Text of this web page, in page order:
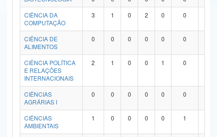
Banco Central do Brasil
CIÊNCIA DA
COMPUTAÇÃO
3 1 0 2 0 0
CIÊNCIA DE
ALIMENTOS
0 0 0 0 0 0
CIÊNCIA POLÍTICA
E RELAÇÕES
INTERNACIONAIS
2 1 0 0 1 0
CIÊNCIAS
AGRÁRIAS I
0 0 0 0 0 0
CIÊNCIAS
AMBIENTAIS
1 0 0 0 0 1